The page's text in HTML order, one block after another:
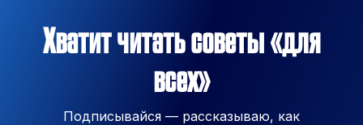
Хватит читать советы «для
всех»
Подписывайся — рассказываю, как